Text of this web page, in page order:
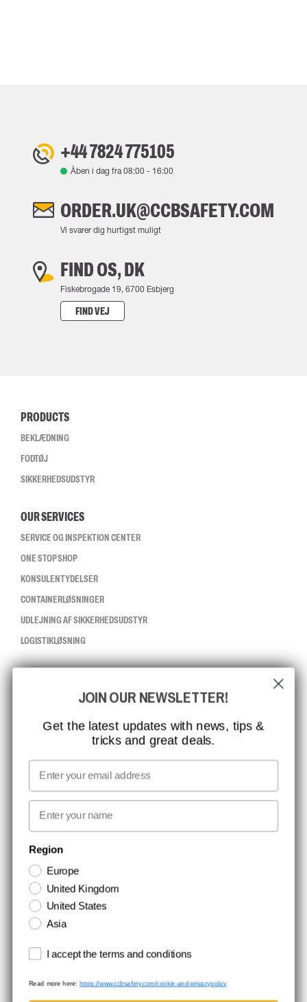
+44 7824 775105
Åben i dag fra08:00 - 16:00
ORDER.UK@CCBSAFETY.COM
Vi svarer dig hurtigst muligt
FIND OS, DK
Fiskebrogade 19, 6700 Esbjerg
FIND VEJ
PRODUCTS
BEKLÆDNING
FODTØJ
SIKKERHEDSUDSTYR
OUR SERVICES
SERVICE OG INSPEKTION CENTER
ONE STOP SHOP
KONSULENTYDELSER
CONTAINERLØSNINGER
UDLEJNING AF SIKKERHEDSUDSTYR
LOGISTIKLØSNING
ISO-CERTIFICERING
GLOBAL RÆKKEVIDDE
MISSION, VISION OG VÆRDIER
KONTAKT
MEDIA
NYHEDSBREV TILMELDING
Hold dig opdateret med gode tilbud og produktnyheder. Din e-mail
opbevares sikkert og du kan til enhver tid
Handelsbetingelser Cookie- og privatlivspolitik
JOIN OUR NEWSLETTER!
Get the latest updates with news, tips &
tricks and great deals.
Email
First name
Region
Europe
United Kingdom
United States
Asia
Terms and conditions
I accept the terms and conditions
Read more here:https://www.ccbsafety.com/cookie-and-privacypolicy